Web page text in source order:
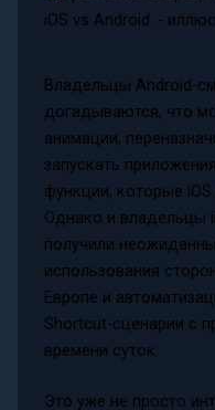
Владельцы Android-
догадываются, что
анимации,
запускать
функции, которые
Однако и владельцы
получили
использования
Европе и
Shortcut-сценарии с
времени суток.
Это уже не просто